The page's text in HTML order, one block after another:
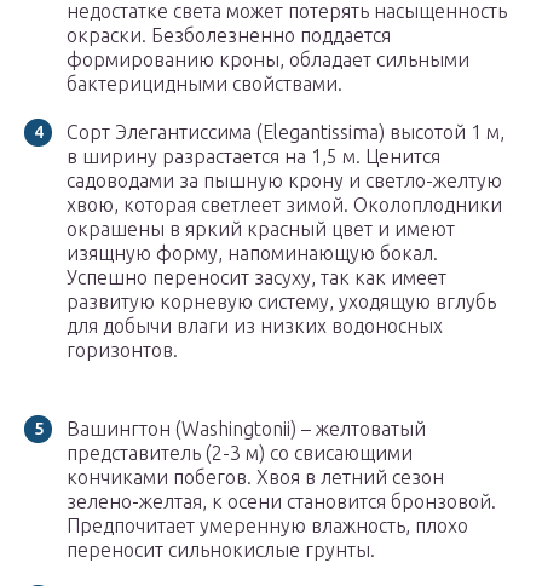
недостатке света может потерять насыщенность
окраски. Безболезненно поддается
формированию кроны, обладает сильными
бактерицидными свойствами.
Сорт Элегантиссима (Elegantissima) высотой 1 м,
в ширину разрастается на 1,5 м. Ценится
садоводами за пышную крону и светло-желтую
хвою, которая светлеет зимой. Околоплодники
окрашены в яркий красный цвет и имеют
изящную форму, напоминающую бокал.
Успешно переносит засуху, так как имеет
развитую корневую систему, уходящую вглубь
для добычи влаги из низких водоносных
горизонтов.
Вашингтон (Washingtonii) – желтоватый
представитель (2-3 м) со свисающими
кончиками побегов. Хвоя в летний сезон
зелено-желтая, к осени становится бронзовой.
Предпочитает умеренную влажность, плохо
переносит сильнокислые грунты.